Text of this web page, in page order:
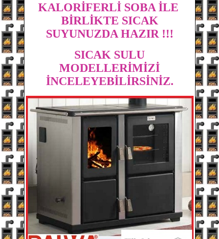
KALORİFERLİ SOBA İLE
BİRLİKTE SICAK
SUYUNUZDA HAZIR !!!
SICAK SULU
MODELLERİMİZİ
İNCELEYEBİLİRSİNİZ.